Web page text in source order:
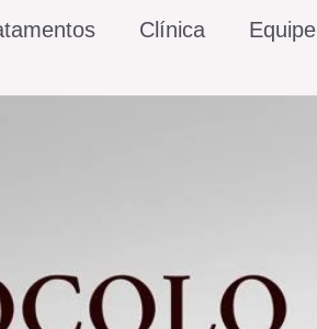
Clínica Equipe